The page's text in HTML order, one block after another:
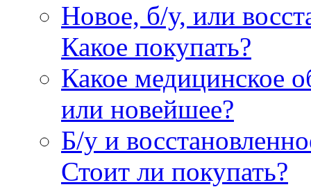
Новое, б/у, или
Какое покупать?
Какое медицинское
или новейшее?
Б/у и
Стоит ли покупать?